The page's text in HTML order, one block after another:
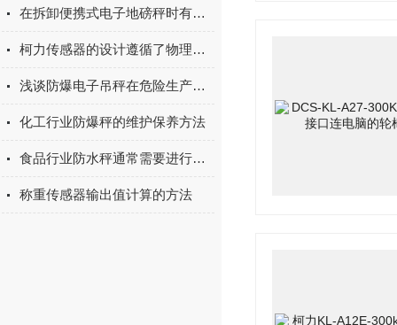
在拆卸便携式电子地磅秤时有哪些注意事项呢
柯力传感器的设计遵循了物理学的弹性变形规律
浅谈防爆电子吊秤在危险生产环境中应用
化工行业防爆秤的维护保养方法
食品行业防水秤通常需要进行严格的防水测试和认证
称重传感器输出值计算的方法